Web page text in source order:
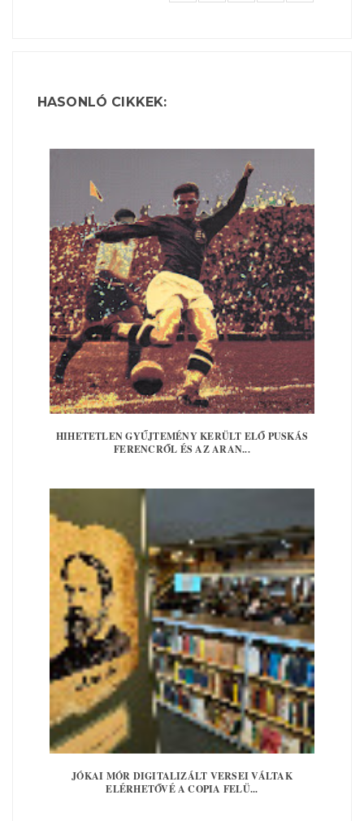
HASONLÓ CIKKEK:
HIHETETLEN GYŰJTEMÉNY KERÜLT ELŐ PUSKÁS
FERENCRŐL ÉS AZ ARAN...
JÓKAI MÓR DIGITALIZÁLT VERSEI VÁLTAK
ELÉRHETŐVÉ A COPIA FELÜ...